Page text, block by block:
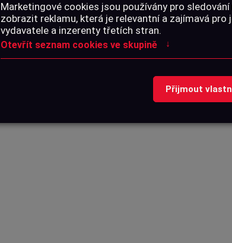
Marketingové cookies jsou používány pro
zobrazit reklamu, která je relevantní a zajímavá
vydavatele a inzerenty třetích stran.
Otevřít seznam cookies ve skupině ↓
Přijmout